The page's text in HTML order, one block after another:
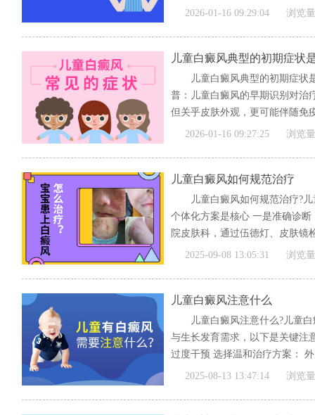
[全文]
2026-01-16 09:29:04 浏览
儿童白癜风典型的初期症状
儿童白癜风典型的初期症状
普：儿童白癜风的早期识别对治
但关乎皮肤外观，更可能伴随免
化。...[全文]
2026-01-16 09:27:25 浏览
儿童白癜风如何规范治疗
儿童白癜风如何规范治疗?
个体化方案是核心 一是准确诊
院皮肤科，通过伍德灯、皮肤
2025-09-08 13:05:31 浏览
儿童白癜风注意什么
儿童白癜风注意什么?儿童
与生长发育需求，以下是关键注
过度干预 选择温和治疗方案：
[全文]
2025-08-13 13:47:14 浏览